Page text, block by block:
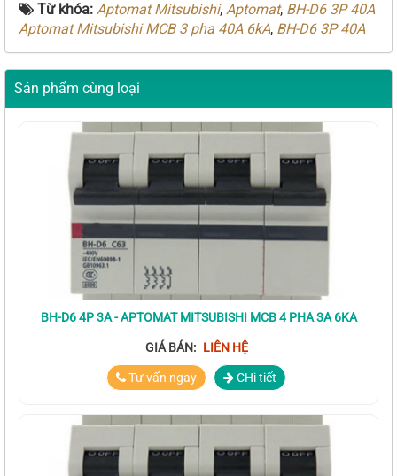
Từ khóa: Aptomat Mitsubishi, Aptomat, BH-D6 3P 40A
Aptomat Mitsubishi MCB 3 pha 40A 6kA, BH-D6 3P 40A
Sản phẩm cùng loại
BH-D6 4P 3A - APTOMAT MITSUBISHI MCB 4 PHA 3A 6KA
GIÁ BÁN: LIÊN HỆ
Tư vấn ngay CHi tiết